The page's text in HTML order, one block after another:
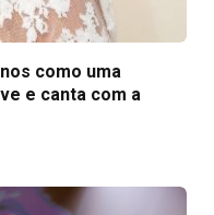
como uma
e canta com a